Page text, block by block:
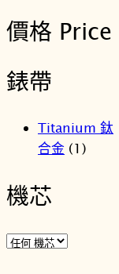
價格 Price
錶帶
Titanium 鈦
合金 (1)
機芯